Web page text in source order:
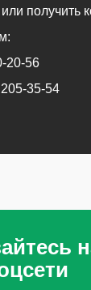
получить
20-56
35-54